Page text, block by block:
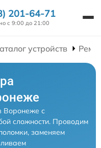
201-64-71
с 9:00 до 21:00
устройств
Воронеже с
сложности. Проводим
заменяем